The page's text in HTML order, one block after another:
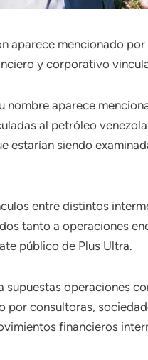
aparece mencionado
y corporativo
aparece
al petróleo
estarían siendo
entre distintos
tanto a operaciones
público de Plus Ultra.
operaciones
por consultoras,
financieros